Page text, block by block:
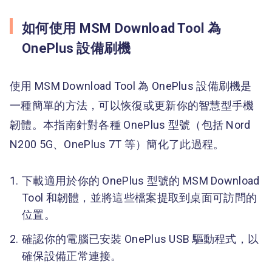
如何使用 MSM Download Tool 為
OnePlus 設備刷機
使用 MSM Download Tool 為 OnePlus 設備刷機是
一種簡單的方法，可以恢復或更新你的智慧型手機
韌體。本指南針對各種 OnePlus 型號（包括 Nord
N200 5G、OnePlus 7T 等）簡化了此過程。
下載適用於你的 OnePlus 型號的 MSM Download
Tool 和韌體，並將這些檔案提取到桌面可訪問的
位置。
確認你的電腦已安裝 OnePlus USB 驅動程式，以
確保設備正常連接。